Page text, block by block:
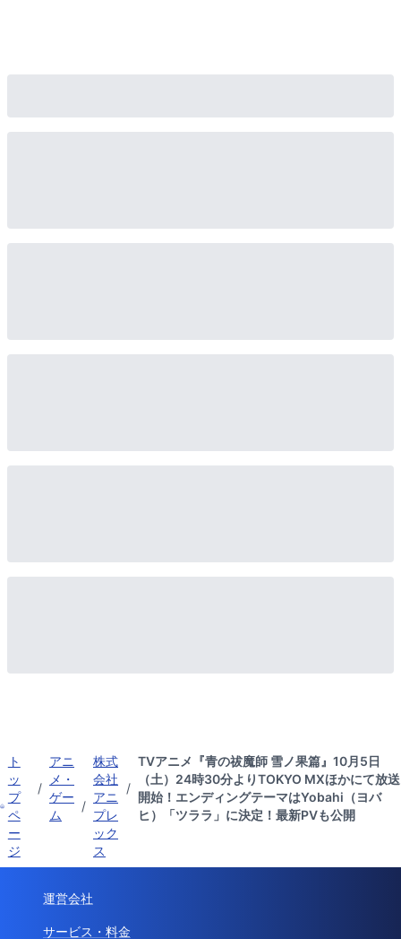
ト
ッ
プ
ペ
ー
ジ
/
アニ
メ・
ゲー
ム
/
株式
会社
アニ
プレ
ック
ス
/
TVアニメ『青の祓魔師 雪ノ果篇』10月5日
（土）24時30分よりTOKYO MXほかにて放送
開始！エンディングテーマはYobahi（ヨバ
ヒ）「ツララ」に決定！最新PVも公開
運営会社
サービス・料金